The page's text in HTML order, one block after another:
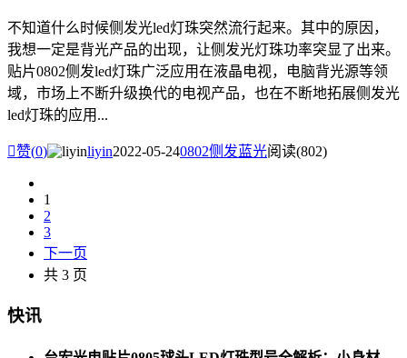
不知道什么时候侧发光led灯珠突然流行起来。其中的原因，
我想一定是背光产品的出现，让侧发光灯珠功率突显了出来。
贴片0802侧发led灯珠广泛应用在液晶电视，电脑背光源等领
域，市场上不断升级换代的电视产品，也在不断地拓展侧发光
led灯珠的应用...
赞(0) liyin2022-05-240802侧发蓝光阅读(802)
1
2
3
下一页
共 3 页
快讯